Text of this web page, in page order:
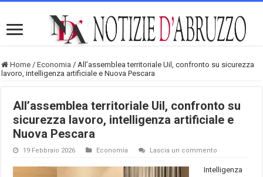
Home / Economia / All’assemblea territoriale Uil, confronto su sicurezza
lavoro, intelligenza artificiale e Nuova Pescara
All’assemblea territoriale Uil, confronto su
sicurezza lavoro, intelligenza artificiale e
Nuova Pescara
19 Febbraio 2026 Economia Lascia un commento
Intelligenza